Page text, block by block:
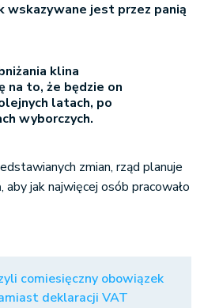
wskazywane jest przez panią
klina
na to, że będzie on
latach, po
wyborczych.
zmian, rząd planuje
jak najwięcej osób pracowało
comiesięczny obowiązek
deklaracji VAT